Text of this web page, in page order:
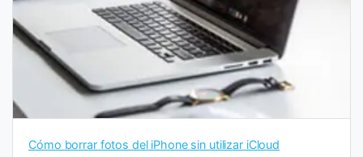
Cómo borrar fotos del iPhone sin utilizar iCloud